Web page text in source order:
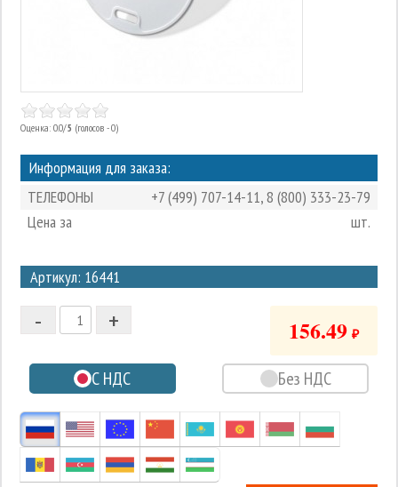
Оценка: 0.0/5 (голосов - 0)
Информация для заказа:
ТЕЛЕФОНЫ
+7 (499) 707-14-11,8 (800) 333-23-79
Цена за
шт.
Артикул: 16441
2
1
-1
+
- 156.49 ₽
С НДС Без НДС